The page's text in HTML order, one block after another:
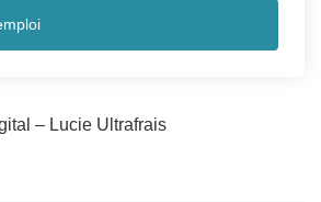
– Lucie Ultrafrais